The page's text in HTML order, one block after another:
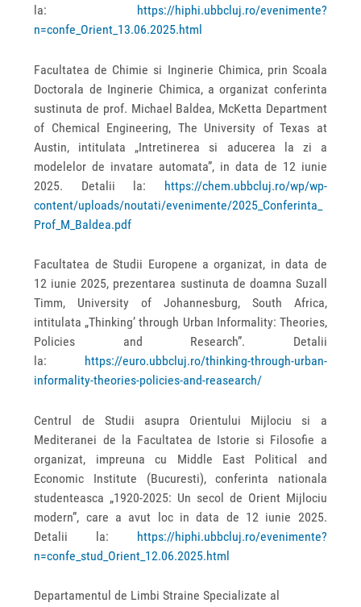
la: https://hiphi.ubbcluj.ro/evenimente?
n=confe_Orient_13.06.2025.html
Facultatea de Chimie si Inginerie Chimica, prin Scoala
Doctorala de Inginerie Chimica, a organizat conferinta
sustinuta de prof. Michael Baldea, McKetta Department
of Chemical Engineering, The University of Texas at
Austin, intitulata „Intretinerea si aducerea la zi a
modelelor de invatare automata”, in data de 12 iunie
2025. Detalii la: https://chem.ubbcluj.ro/wp/wp-
content/uploads/noutati/evenimente/2025_Conferinta_
Prof_M_Baldea.pdf
Facultatea de Studii Europene a organizat, in data de
12 iunie 2025, prezentarea sustinuta de doamna Suzall
Timm, University of Johannesburg, South Africa,
intitulata „Thinking’ through Urban Informality: Theories,
Policies and Research”. Detalii
la:
https://euro.ubbcluj.ro/thinking-through-urban-
informality-theories-policies-and-reasearch/
Centrul de Studii asupra Orientului Mijlociu si a
Mediteranei de la Facultatea de Istorie si Filosofie a
organizat, impreuna cu Middle East Political and
Economic Institute (Bucuresti), conferinta nationala
studenteasca „1920-2025: Un secol de Orient Mijlociu
modern”, care a avut loc in data de 12 iunie 2025.
Detalii la: https://hiphi.ubbcluj.ro/evenimente?
n=confe_stud_Orient_12.06.2025.html
Departamentul de Limbi Straine Specializate al